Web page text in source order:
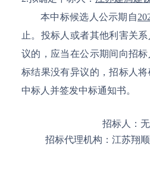
本中标候选人公示期自
止。投标人或者其他利害关
议的，应当在公示期间向招
标结果没有异议的，招标人
中标人并签发中标通知书。
招标人：
招标代理机构： 江苏翔